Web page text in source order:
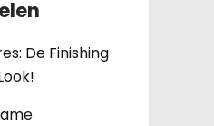
De Finishing